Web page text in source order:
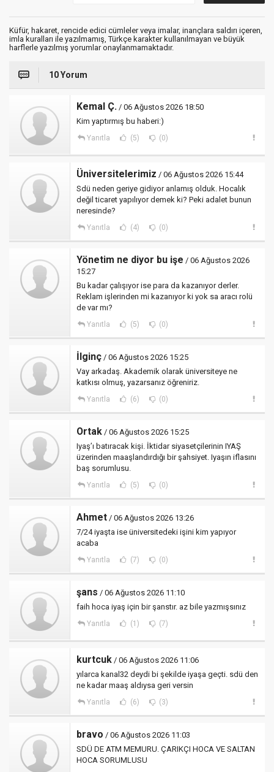
Küfür, hakaret, rencide edici cümleler veya imalar, inançlara saldırı içeren,
imla kuralları ile yazılmamış, Türkçe karakter kullanılmayan ve büyük
harflerle yazılmış yorumlar onaylanmamaktadır.
10 Yorum
Kemal Ç. / 06 Ağustos 2026 18:50
Kim yaptırmış bu haberi:)
Yanıtla (5) (0)
Üniversitelerimiz / 06 Ağustos 2026 15:44
Sdü neden geriye gidiyor anlamış olduk. Hocalık
değil ticaret yapılıyor demek ki? Peki adalet bunun
neresinde?
Yanıtla (4) (0)
Yönetim ne diyor bu işe / 06 Ağustos 2026
15:27
Bu kadar çalışıyor ise para da kazanıyor derler.
Reklam işlerinden mi kazanıyor ki yok sa aracı rolü
de var mı?
Yanıtla (5) (0)
İlginç / 06 Ağustos 2026 15:25
Vay arkadaş. Akademik olarak üniversiteye ne
katkısı olmuş, yazarsanız öğreniriz.
Yanıtla (6) (0)
Ortak / 06 Ağustos 2026 15:25
Iyaş’ı batıracak kişi. İktidar siyasetçilerinin IYAŞ
üzerinden maaşlandırdığı bir şahsiyet. Iyaşın iflasını
baş sorumlusu.
Yanıtla (5) (0)
Ahmet / 06 Ağustos 2026 13:26
7/24 iyaşta ise üniversitedeki işini kim yapıyor
acaba
Yanıtla (7) (0)
şans / 06 Ağustos 2026 11:10
faih hoca iyaş için bir şanstır. az bile yazmışsınız
Yanıtla (1) (7)
kurtcuk / 06 Ağustos 2026 11:06
yılarca kanal32 deydi bi şekilde iyaşa geçti. sdü den
ne kadar maaş aldıysa geri versin
Yanıtla (6) (3)
bravo / 06 Ağustos 2026 11:03
SDÜ DE ATM MEMURU. ÇARIKÇI HOCA VE SALTAN
HOCA SORUMLUSU